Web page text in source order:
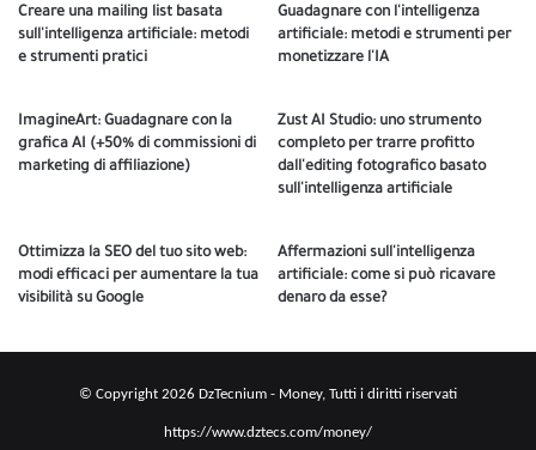
Creare una mailing list basata
sull'intelligenza artificiale: metodi
e strumenti pratici
Guadagnare con l'intelligenza
artificiale: metodi e strumenti per
monetizzare l'IA
ImagineArt: Guadagnare con la
grafica AI (+50% di commissioni di
marketing di affiliazione)
Zust AI Studio: uno strumento
completo per trarre profitto
dall'editing fotografico basato
sull'intelligenza artificiale
Ottimizza la SEO del tuo sito web:
modi efficaci per aumentare la tua
visibilità su Google
Affermazioni sull'intelligenza
artificiale: come si può ricavare
denaro da esse?
© Copyright 2026 DzTecnium - Money, Tutti i diritti riservati
https://www.dztecs.com/money/